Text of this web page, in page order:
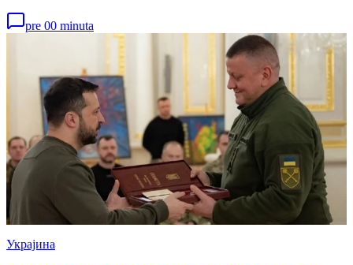
pre 00 minuta
Украјина